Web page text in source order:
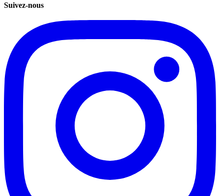
Suivez-nous